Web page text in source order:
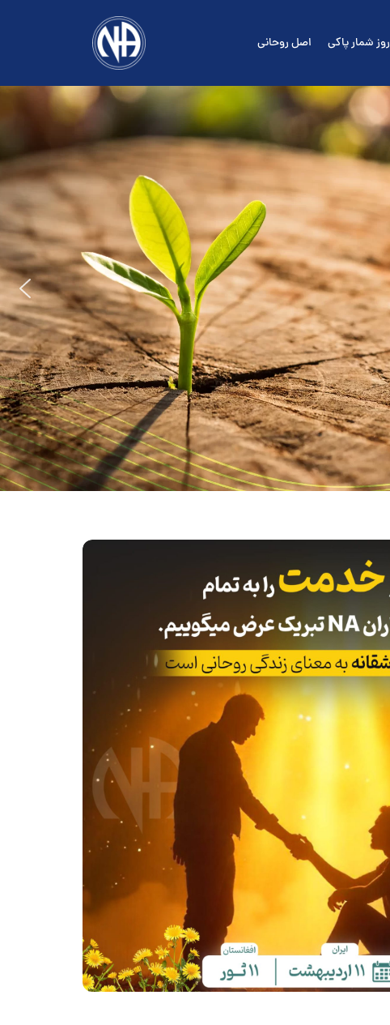
روز شمار پاکی اصل روحانی